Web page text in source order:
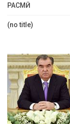
РАСМӢ
(no title)